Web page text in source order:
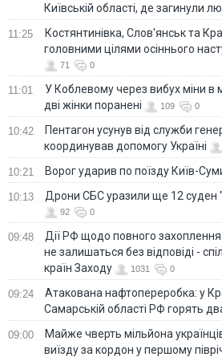
Київській області, де загинули
11:25
Костянтинівка, Слов'янськ та
головними цілями осіннього
71 0
11:01
У Коблевому через вибух міни в
дві жінки поранені
109 0
10:42
Пентагон усунув від служби
координував допомогу Україні
10:21 Ворог ударив по поїзду Київ-
10:13 Дрони СБС уразили ще 12 суден
92 0
09:48
Дії РФ щодо повного
не залишаться без відповіді -
країн Заходу
1031 0
09:24
Атакована нафтопереробка: у
Самарській області РФ горять
09:00
Майже чверть мільйона
виїзду за кордон у першому